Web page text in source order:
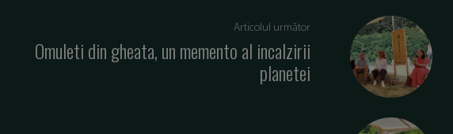
Articolul următor
Omuleti din gheata, un memento al incalzirii
planetei